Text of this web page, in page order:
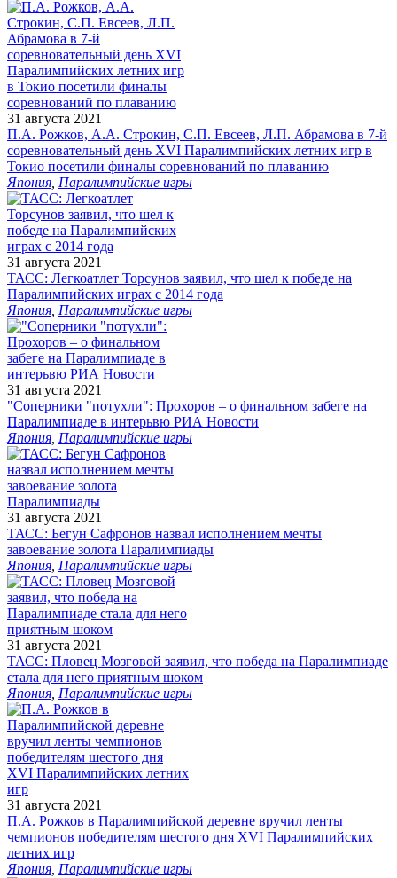
31 августа 2021
П.А. Рожков, А.А. Строкин, С.П. Евсеев, Л.П. Абрамова в 7-й
соревновательный день XVI Паралимпийских летних игр в
Токио посетили финалы соревнований по плаванию
Япония Паралимпийские игры
31 августа 2021
ТАСС: Легкоатлет Торсунов заявил, что шел к победе на
Паралимпийских играх с 2014 года
Япония Паралимпийские игры
31 августа 2021
"Соперники "потухли": Прохоров – о финальном забеге на
Паралимпиаде в интерьвю РИА Новости
Япония Паралимпийские игры
31 августа 2021
ТАСС: Бегун Сафронов назвал исполнением мечты
завоевание золота Паралимпиады
Япония Паралимпийские игры
31 августа 2021
ТАСС: Пловец Мозговой заявил, что победа на Паралимпиаде
стала для него приятным шоком
Япония Паралимпийские игры
31 августа 2021
П.А. Рожков в Паралимпийской деревне вручил ленты
чемпионов победителям шестого дня XVI Паралимпийских
летних игр
Япония Паралимпийские игры